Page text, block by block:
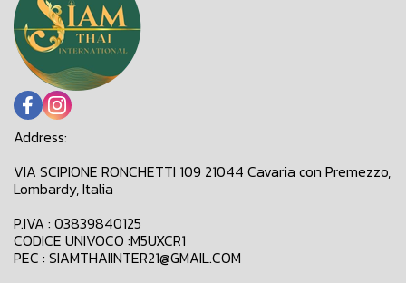
Address:
VIA SCIPIONE RONCHETTI 109 21044 Cavaria con Premezzo,
Lombardy, Italia
P.IVA : 03839840125
CODICE UNIVOCO :M5UXCR1
PEC : SIAMTHAIINTER21@GMAIL.COM